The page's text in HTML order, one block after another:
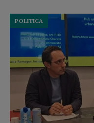
POLITICA